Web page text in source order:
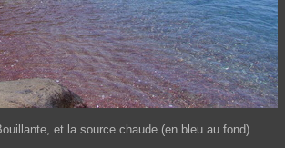
et la source chaude (en bleu au fond).